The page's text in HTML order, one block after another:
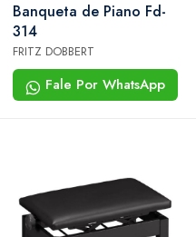
Banqueta de Piano Fd-
314
FRITZ DOBBERT
Fale Por WhatsApp